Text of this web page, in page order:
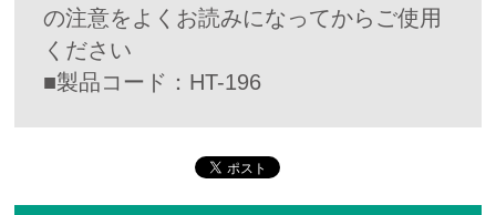
の注意をよくお読みになってからご使用
ください
■製品コード：HT-196